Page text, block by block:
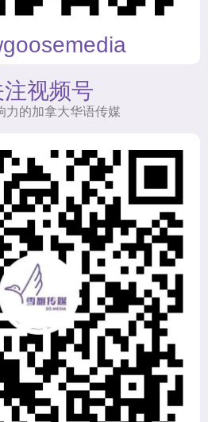
注视频号
力的加拿大华语传媒